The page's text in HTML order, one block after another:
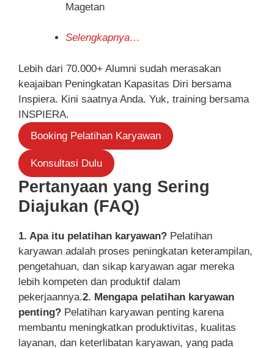
Magetan
Selengkapnya…
Lebih dari 70.000+ Alumni sudah merasakan
keajaiban Peningkatan Kapasitas Diri bersama
Inspiera. Kini saatnya Anda. Yuk, training bersama
INSPIERA.
Booking Pelatihan Karyawan
Konsultasi Dulu
Pertanyaan yang Sering
Diajukan (FAQ)
1. Apa itu pelatihan karyawan? Pelatihan
karyawan adalah proses peningkatan keterampilan,
pengetahuan, dan sikap karyawan agar mereka
lebih kompeten dan produktif dalam
pekerjaannya.2. Mengapa pelatihan karyawan
penting? Pelatihan karyawan penting karena
membantu meningkatkan produktivitas, kualitas
layanan, dan keterlibatan karyawan, yang pada